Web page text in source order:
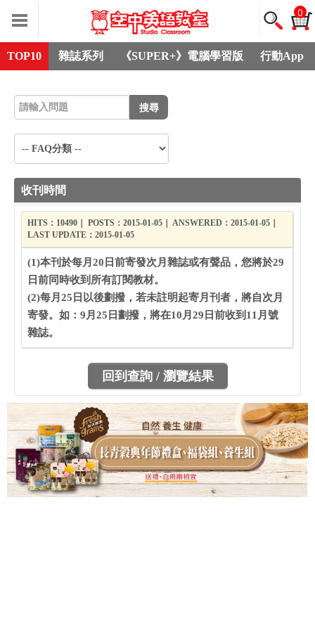
0
TOP10 雜誌系列 《SUPER+》電腦學習版 行動App
搜尋
收刊時間
HITS：10490｜ POSTS：2015-01-05｜ ANSWERED：2015-01-05｜
LAST UPDATE：2015-01-05
(1)本刊於每月20日前寄發次月雜誌或有聲品，您將於29
日前同時收到所有訂閱教材。
(2)每月25日以後劃撥，若未註明起寄月刊者，將自次月
寄發。如：9月25日劃撥，將在10月29日前收到11月號
雜誌。
回到查詢 / 瀏覽結果